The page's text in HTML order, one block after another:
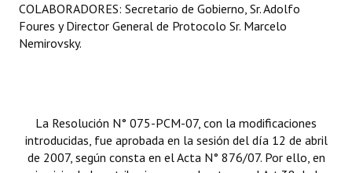
COLABORADORES: Secretario de Gobierno, Sr. Adolfo
Foures y Director General de Protocolo Sr. Marcelo
Nemirovsky.
La Resolución N° 075-PCM-07, con la modificaciones
introducidas, fue aprobada en la sesión del día 12 de abril
de 2007, según consta en el Acta N° 876/07. Por ello, en